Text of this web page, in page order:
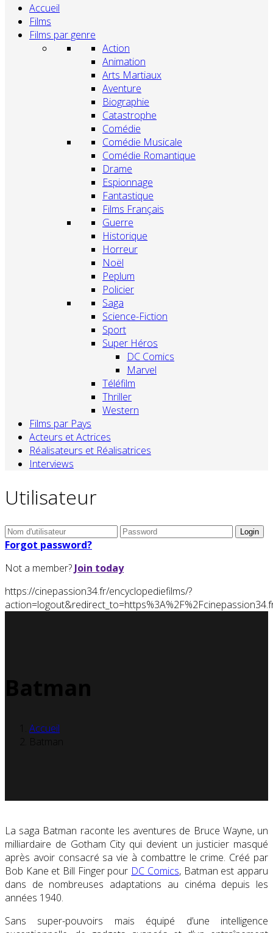
Accueil
Films
Films par genre
Action
Animation
Arts Martiaux
Aventure
Biographie
Catastrophe
Comédie
Comédie Musicale
Comédie Romantique
Drame
Espionnage
Fantastique
Films Français
Guerre
Historique
Horreur
Noël
Peplum
Policier
Saga
Science-Fiction
Sport
Super Héros
DC Comics
Marvel
Téléfilm
Thriller
Western
Films par Pays
Acteurs et Actrices
Réalisateurs et Réalisatrices
Interviews
Utilisateur
Forgot password?
Not a member? Join today
https://cinepassion34.fr/encyclopediefilms/?
Batman
Accueil
Batman
La saga Batman raconte les aventures de Bruce Wayne, un
milliardaire de Gotham City qui devient un justicier masqué
après avoir consacré sa vie à combattre le crime. Créé par
Bob Kane et Bill Finger pour DC Comics, Batman est apparu
dans de nombreuses adaptations au cinéma depuis les
années 1940.
Sans super-pouvoirs mais équipé d’une intelligence